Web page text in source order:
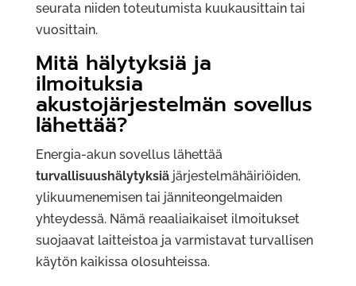
seurata niiden toteutumista kuukausittain tai
vuosittain.
Mitä hälytyksiä ja
ilmoituksia
akustojärjestelmän sovellus
lähettää?
Energia-akun sovellus lähettää
turvallisuushälytyksiäjärjestelmähäiriöiden,
ylikuumenemisen tai jänniteongelmaiden
yhteydessä. Nämä reaaliaikaiset ilmoitukset
suojaavat laitteistoa ja varmistavat turvallisen
käytön kaikissa olosuhteissa.